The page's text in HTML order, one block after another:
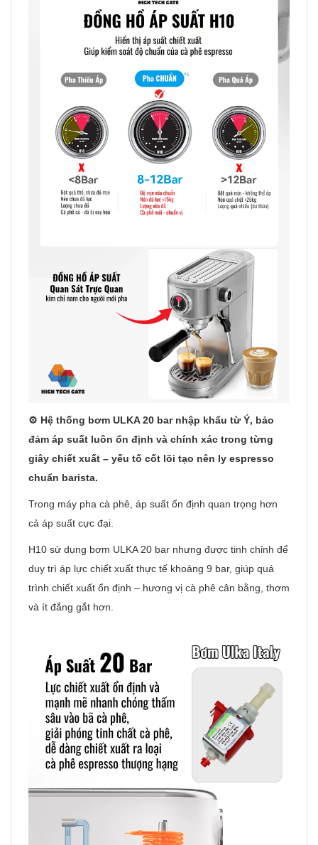
⚙️ Hệ thống bơm ULKA 20 bar nhập khẩu từ Ý, bảo
đảm áp suất luôn ổn định và chính xác trong từng
giây chiết xuất – yếu tố cốt lõi tạo nên ly espresso
chuẩn barista.
Trong máy pha cà phê, áp suất ổn định quan trọng hơn
cả áp suất cực đại.
H10 sử dụng bơm ULKA 20 bar nhưng được tinh chỉnh để
duy trì áp lực chiết xuất thực tế khoảng 9 bar, giúp quá
trình chiết xuất ổn định – hương vị cà phê cân bằng, thơm
và ít đắng gắt hơn.